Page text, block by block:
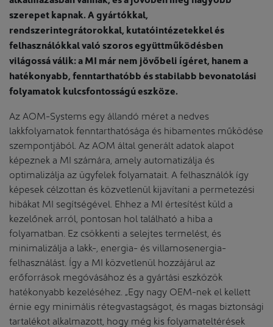
szerepet kapnak. A gyártókkal,
rendszerintegrátorokkal, kutatóintézetekkel és
felhasználókkal való szoros együttműködésben
világossá válik: a MI már nem jövőbeli ígéret, hanem a
hatékonyabb, fenntarthatóbb és stabilabb bevonatolási
folyamatok kulcsfontosságú eszköze.
Az AOM-Systems egy állandó méret a nedves
lakkfolyamatok fenntarthatósága és hibamentes működése
szempontjából. Az AOM által generált adatok alapot
képeznek a MI számára, amely automatizálja és
optimalizálja az ügyfelek folyamatait. A felhasználók így
képesek célzottan és közvetlenül kijavítani a permetezési
hibákat MI segítségével. Ehhez a MI értesítést küld a
kezelőnek arról, pontosan hol található a hiba a
folyamatban. Ez csökkenti a selejtes termelést, és
minimalizálja a lakk-, energia- és villamosenergia-
felhasználást. Így a MI közvetlenül hozzájárul az
erőforrások megóvásához és a gyártási eszközök
hatékonyabb kezeléséhez. „Egy nagy OEM-nek el kellett
érnie egy minimális rétegvastagságot, és magas biztonsági
tartalékot alkalmazott, hogy még kis folyamateltérések